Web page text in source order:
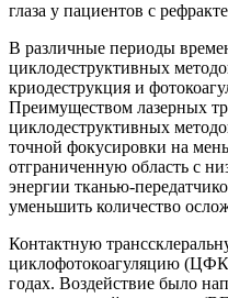
глаза у пациентов с
В различные периоды
циклодеструктивных
криодеструкция и
Преимуществом лазерных
циклодеструктивных
точной фокусировки на
отграниченную область с
энергии тканью-
уменьшить количество
Контактную
циклофотокоагуляцию
годах. Воздействие было